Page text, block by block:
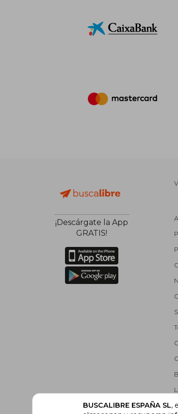
¡Descárgate la App
GRATIS!
BUSCALIBRE ESPAÑA SL,